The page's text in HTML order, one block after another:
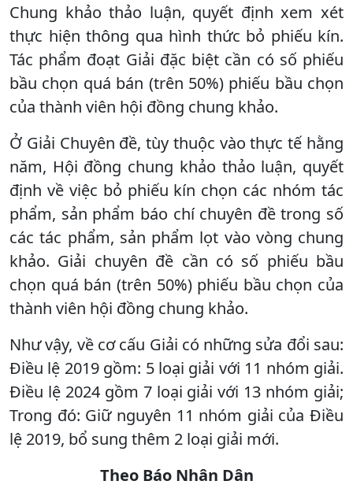
Chung khảo thảo luận, quyết định xem xét
thực hiện thông qua hình thức bỏ phiếu kín.
Tác phẩm đoạt Giải đặc biệt cần có số phiếu
bầu chọn quá bán (trên 50%) phiếu bầu chọn
của thành viên hội đồng chung khảo.
Ở Giải Chuyên đề, tùy thuộc vào thực tế hằng
năm, Hội đồng chung khảo thảo luận, quyết
định về việc bỏ phiếu kín chọn các nhóm tác
phẩm, sản phẩm báo chí chuyên đề trong số
các tác phẩm, sản phẩm lọt vào vòng chung
khảo. Giải chuyên đề cần có số phiếu bầu
chọn quá bán (trên 50%) phiếu bầu chọn của
thành viên hội đồng chung khảo.
Như vậy, về cơ cấu Giải có những sửa đổi sau:
Điều lệ 2019 gồm: 5 loại giải với 11 nhóm giải.
Điều lệ 2024 gồm 7 loại giải với 13 nhóm giải;
Trong đó: Giữ nguyên 11 nhóm giải của Điều
lệ 2019, bổ sung thêm 2 loại giải mới.
Theo Báo Nhân Dân